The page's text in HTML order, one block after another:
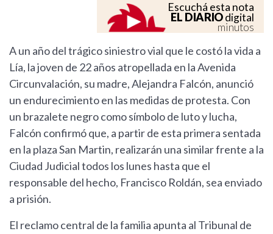
Escuchá esta nota
EL DIARIOdigital
minutos
A un año del trágico siniestro vial que le costó la vida a
Lía, la joven de 22 años atropellada en la Avenida
Circunvalación, su madre, Alejandra Falcón, anunció
un endurecimiento en las medidas de protesta. Con
un brazalete negro como símbolo de luto y lucha,
Falcón confirmó que, a partir de esta primera sentada
en la plaza San Martin, realizarán una similar frente a la
Ciudad Judicial todos los lunes hasta que el
responsable del hecho, Francisco Roldán, sea enviado
a prisión.
El reclamo central de la familia apunta al Tribunal de